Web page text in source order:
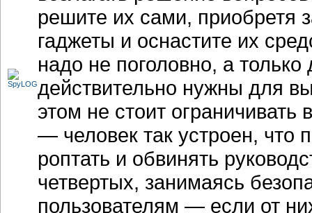
решите их сами, приобретя
гаджеты и оснастите их
надо не поголовно, а только
действительно нужны для
этом не стоит
— человек так устроен, что
роптать и обвинять
четвертых, занимаясь
пользователям — если от